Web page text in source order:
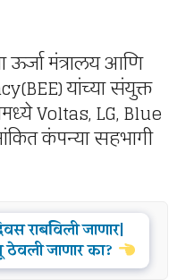
ऊर्जा मंत्रालय आणि
यांच्या संयुक्त
Voltas, LG, Blue
कंपन्या सहभागी
राबविली जाणार|
ठेवली जाणार का?